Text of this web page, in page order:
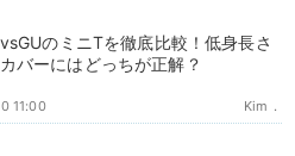
のミニTを徹底比較！低身長さ
バーにはどっちが正解？
Kim．
11:00